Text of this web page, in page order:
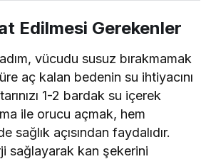
Edilmesi Gerekenler
vücudu susuz bırakmamak
aç kalan bedenin su ihtiyacını
1-2 bardak su içerek
ile orucu açmak, hem
sağlık açısından faydalıdır.
sağlayarak kan şekerini